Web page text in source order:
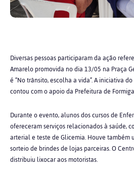
Diversas pessoas participaram da ação
Amarelo promovida no dia 13/05 na Praça
é “No trânsito, escolha a vida”. A iniciativa
contou com o apoio da Prefeitura de
Durante o evento, alunos dos cursos de
ofereceram serviços relacionados à saúde,
arterial e teste de Glicemia. Houve também
sorteio de brindes de lojas parceiras. O
distribuiu lixocar aos motoristas.